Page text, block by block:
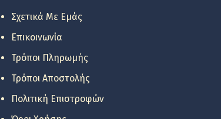
Σχετικά Με Εμάς
Επικοινωνία
Τρόποι Πληρωμής
Τρόποι Αποστολής
Πολιτική Επιστροφών